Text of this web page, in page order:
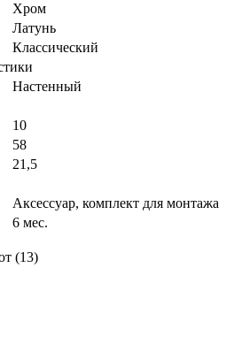
Хром
Латунь
Классический
Настенный
10
58
21,5
Аксессуар, комплект для монтажа
6 мес.
(13)